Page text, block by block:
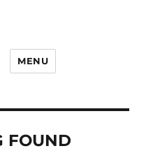
MENU
FOUND